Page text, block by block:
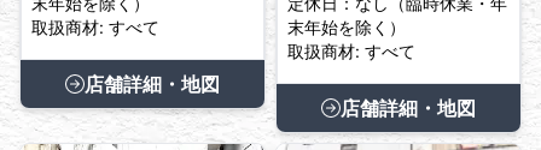
取扱商材: すべて
店舗詳細・地図
末年始を除く）
取扱商材: すべて
店舗詳細・地図